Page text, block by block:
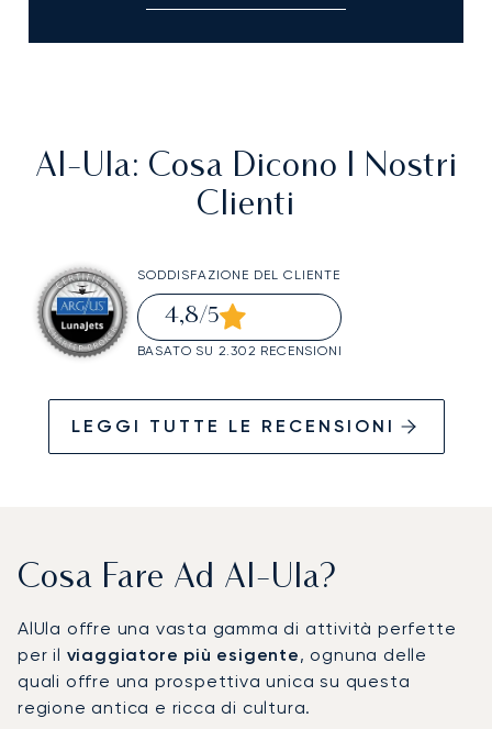
Al-Ula: Cosa Dicono I Nostri
Clienti
SODDISFAZIONE DEL CLIENTE
4,8/5
BASATO SU 2.302 RECENSIONI
LEGGI TUTTE LE RECENSIONI
Cosa Fare Ad Al-Ula?
AlUla offre una vasta gamma di attività perfette
per il viaggiatore più esigente, ognuna delle
quali offre una prospettiva unica su questa
regione antica e ricca di cultura.